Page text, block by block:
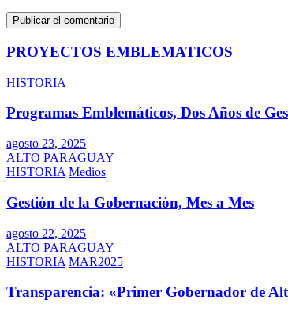
PROYECTOS EMBLEMATICOS
HISTORIA
Programas Emblemáticos, Dos Años de
agosto 23, 2025
ALTO PARAGUAY
HISTORIA Medios
Gestión de la Gobernación, Mes a Mes
agosto 22, 2025
ALTO PARAGUAY
HISTORIA MAR2025
Transparencia: «Primer Gobernador de